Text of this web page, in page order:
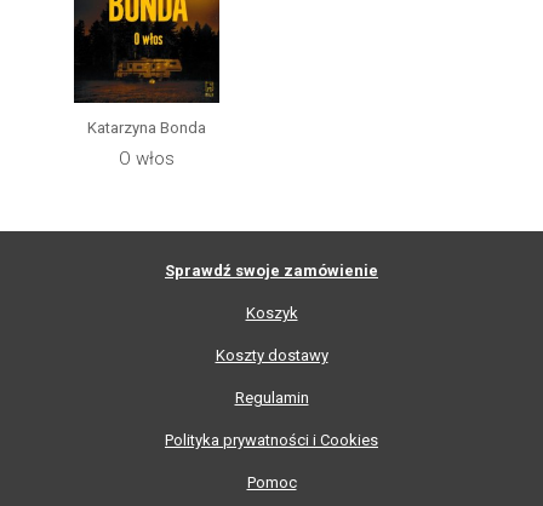
Katarzyna Bonda
O włos
Sprawdź swoje zamówienie
Koszyk
Koszty dostawy
Regulamin
Polityka prywatności i Cookies
Pomoc